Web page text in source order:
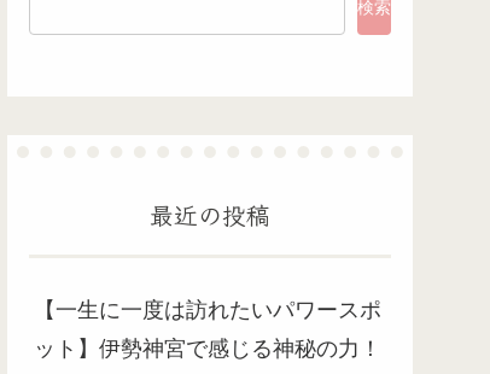
検索
最近の投稿
【一生に一度は訪れたいパワースポ
ット】伊勢神宮で感じる神秘の力！